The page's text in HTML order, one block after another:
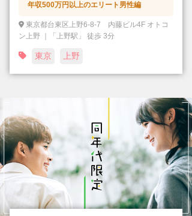
年収500万円以上のエリート男性編
東京都台東区上野6-8-7 内藤ビル4F オトコ
ン上野 ｜「上野駅」 徒歩 3分
東京 上野